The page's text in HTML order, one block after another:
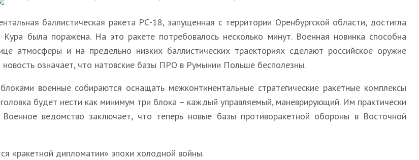
баллистическая ракета РС-18, запущенная с территории Оренбургской области, достигла
была поражена. На это ракете потребовалось несколько минут. Военная новинка способна
атмосферы и на предельно низких баллистических траекториях сделают российское оружие
новость означает, что натовские базы ПРО в Румынии Польше бесполезны.
военные собираются оснащать межконтинентальные стратегические ракетные комплексы
будет нести как минимум три блока – каждый управляемый, маневрирующий. Им практически
ведомство заключает, что теперь новые базы противоракетной обороны в Восточной
«ракетной дипломатии» эпохи холодной войны.